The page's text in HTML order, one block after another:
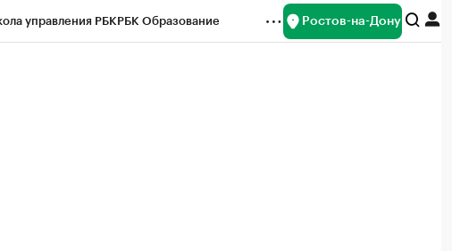
управления РБКРБК Образование Ростов-на-Дону